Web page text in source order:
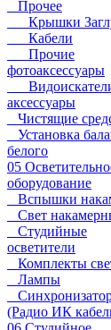
Прочее
Крышки
Кабели
Прочие
фотоаксессуары
аксессуары
Чистящие
Установка
белого
05
оборудование
Вспышки
Свет
Студийные
осветители
Комплекты
Лампы
(Радио ИК